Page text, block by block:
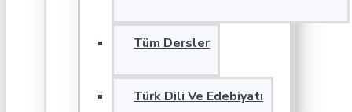
Tüm Dersler
Türk Dili Ve Edebiyatı